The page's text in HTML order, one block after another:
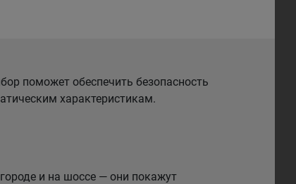
поможет обеспечить безопасность
характеристикам.
и на шоссе — они покажут